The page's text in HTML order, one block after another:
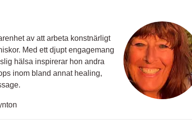
av att arbeta konstnärligt
Med ett djupt engagemang
hälsa inspirerar hon andra
inom bland annat healing,